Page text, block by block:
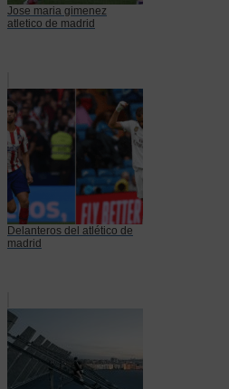
Jose maria gimenez
atletico de madrid
Delanteros del atlético de
madrid